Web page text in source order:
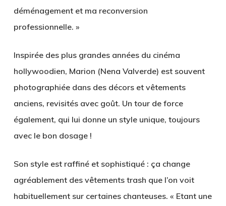
déménagement et ma reconversion
professionnelle. »
Inspirée des plus grandes années du cinéma
hollywoodien, Marion (Nena Valverde) est souvent
photographiée dans des décors et vêtements
anciens, revisités avec goût. Un tour de force
également, qui lui donne un style unique, toujours
avec le bon dosage !
Son style est raffiné et sophistiqué : ça change
agréablement des vêtements trash que l’on voit
habituellement sur certaines chanteuses. « Etant une